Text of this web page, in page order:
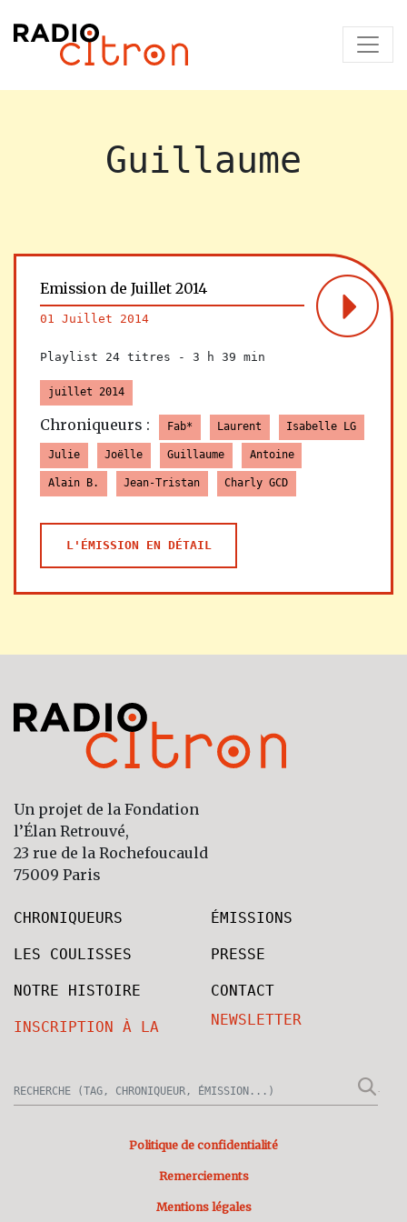
Guillaume
Emission de Juillet 2014
01 Juillet 2014
Playlist 24 titres -3 h 39 min
juillet 2014
Chroniqueurs : Fab* Laurent Isabelle LG
Julie Joëlle Guillaume Antoine
Alain B. Jean-Tristan Charly GCD
L'ÉMISSION EN DÉTAIL
Un projet de la Fondation
l’Élan Retrouvé,
23 rue de la Rochefoucauld
75009 Paris
CHRONIQUEURS
LES COULISSES
NOTRE HISTOIRE
ÉMISSIONS
PRESSE
CONTACT
INSCRIPTION À LA NEWSLETTER
Politique de confidentialité
Remerciements
Mentions légales